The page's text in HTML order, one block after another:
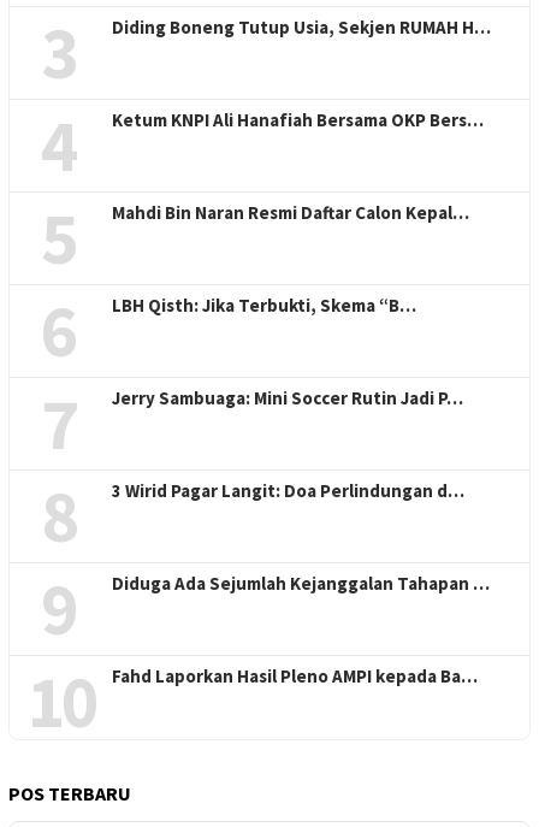
3 Diding Boneng Tutup Usia, Sekjen RUMAH H…
4 Ketum KNPI Ali Hanafiah Bersama OKP Bers…
5 Mahdi Bin Naran Resmi Daftar Calon Kepal…
6 LBH Qisth: Jika Terbukti, Skema “B…
7 Jerry Sambuaga: Mini Soccer Rutin Jadi P…
8 3 Wirid Pagar Langit: Doa Perlindungan d…
9 Diduga Ada Sejumlah Kejanggalan Tahapan …
10 Fahd Laporkan Hasil Pleno AMPI kepada Ba…
POS TERBARU